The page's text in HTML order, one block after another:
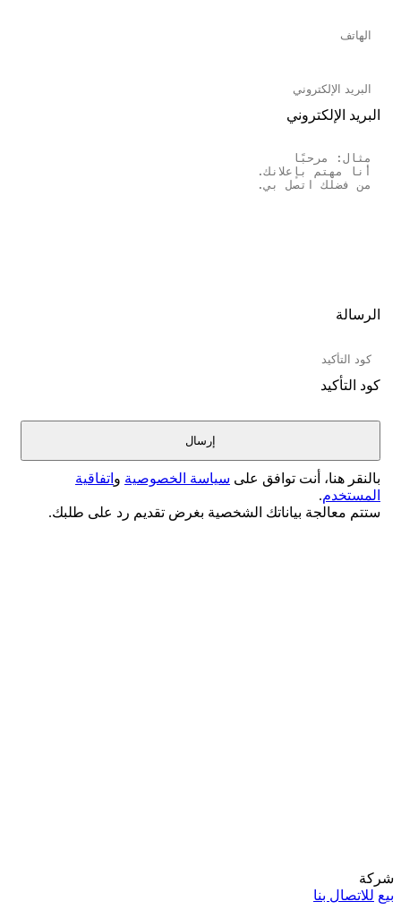
البريد الإلكتروني
الرسالة
كود التأكيد
بالنقر هنا، أنت توافق على سياسة الخصوصية و اتفاقية
المستخدم.
ستتم معالجة بياناتك الشخصية بغرض تقديم رد على طلبك.
شركة
بيع للاتصال بنا